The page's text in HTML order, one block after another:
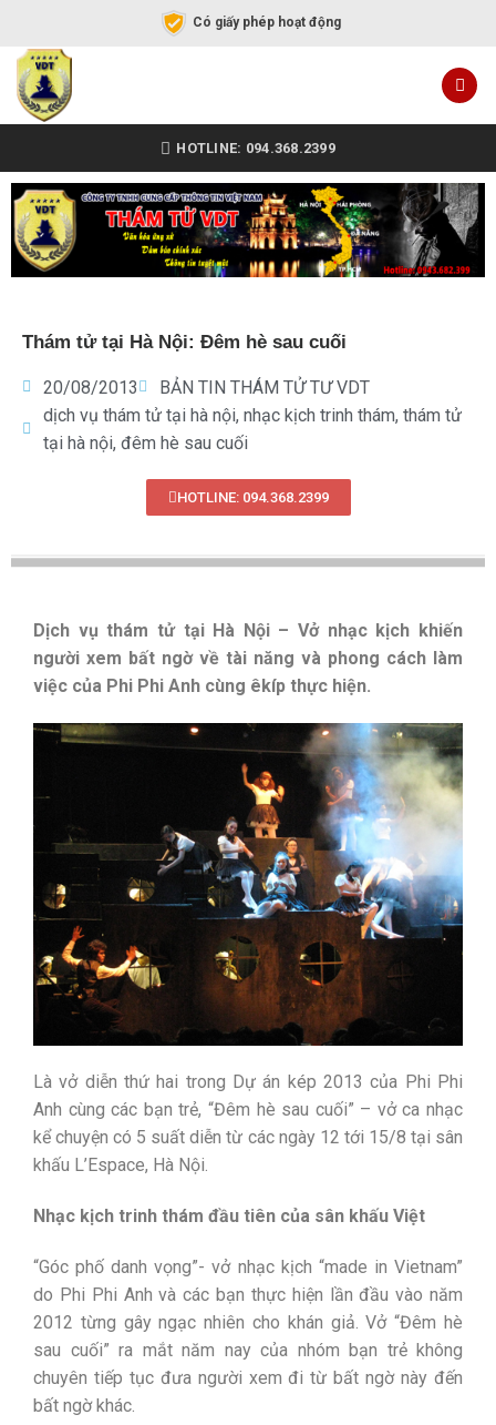
Có giấy phép hoạt động
HOTLINE: 094.368.2399
Thám tử tại Hà Nội: Đêm hè sau cuối
20/08/2013
BẢN TIN THÁM TỬ TƯ VDT
dịch vụ thám tử tại hà nội, nhạc kịch trinh thám, thám tử
tại hà nội, đêm hè sau cuối
HOTLINE: 094.368.2399
Dịch vụ thám tử tại Hà Nội – Vở nhạc kịch khiến
người xem bất ngờ về tài năng và phong cách làm
việc của Phi Phi Anh cùng êkíp thực hiện.
Là vở diễn thứ hai trong Dự án kép 2013 của Phi Phi
Anh cùng các bạn trẻ, “Đêm hè sau cuối” – vở ca nhạc
kể chuyện có 5 suất diễn từ các ngày 12 tới 15/8 tại sân
khấu L’Espace, Hà Nội.
Nhạc kịch trinh thám đầu tiên của sân khấu Việt
“Góc phố danh vọng”- vở nhạc kịch “made in Vietnam”
do Phi Phi Anh và các bạn thực hiện lần đầu vào năm
2012 từng gây ngạc nhiên cho khán giả. Vở “Đêm hè
sau cuối” ra mắt năm nay của nhóm bạn trẻ không
chuyên tiếp tục đưa người xem đi từ bất ngờ này đến
bất ngờ khác.